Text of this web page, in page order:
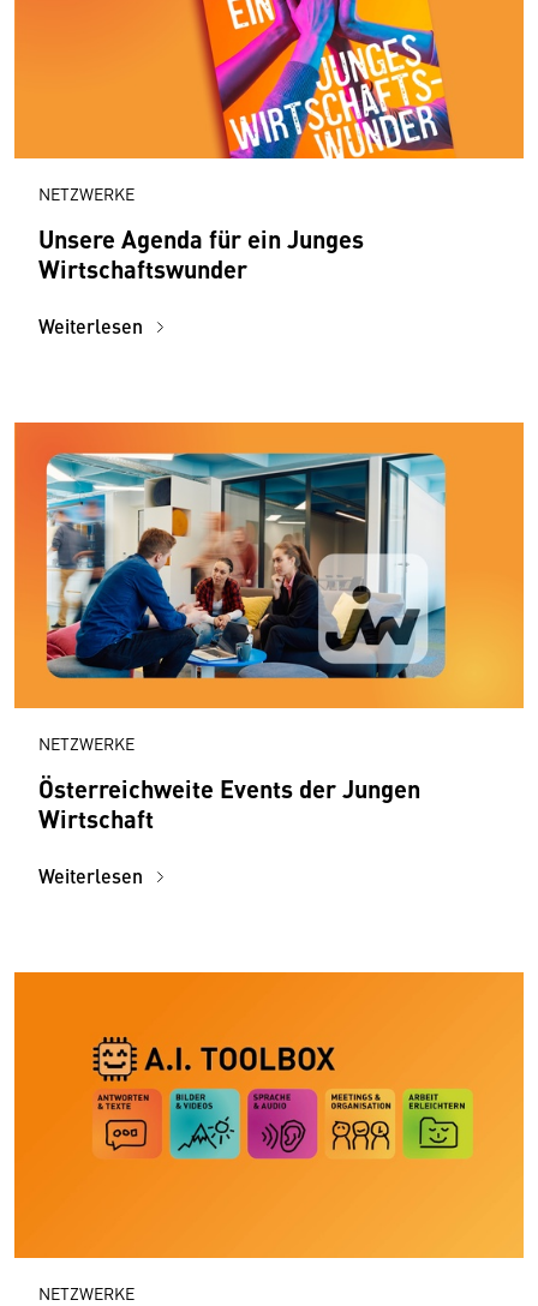
NETZWERKE
Unsere Agenda für ein Junges
Wirtschaftswunder
Weiterlesen
NETZWERKE
Österreichweite Events der Jungen
Wirtschaft
Weiterlesen
NETZWERKE